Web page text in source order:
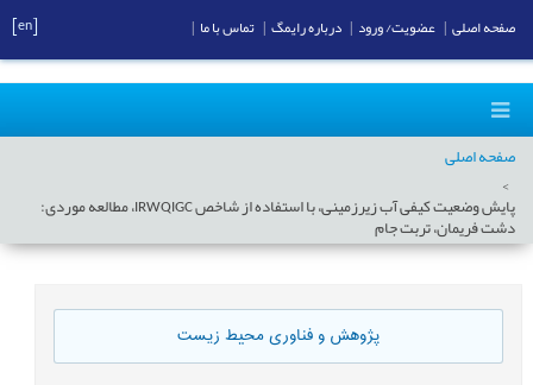
صفحه اصلی
پایش وضعیت کیفی آب زیرزمینی، با استفاده از شاخص IRWQIGC، مطالعه موردی:
دشت فریمان، تربت جام
پژوهش و فناوری محیط زیست
صفحه اصلی عضویت/ ورود درباره رایمگ تماس با ما